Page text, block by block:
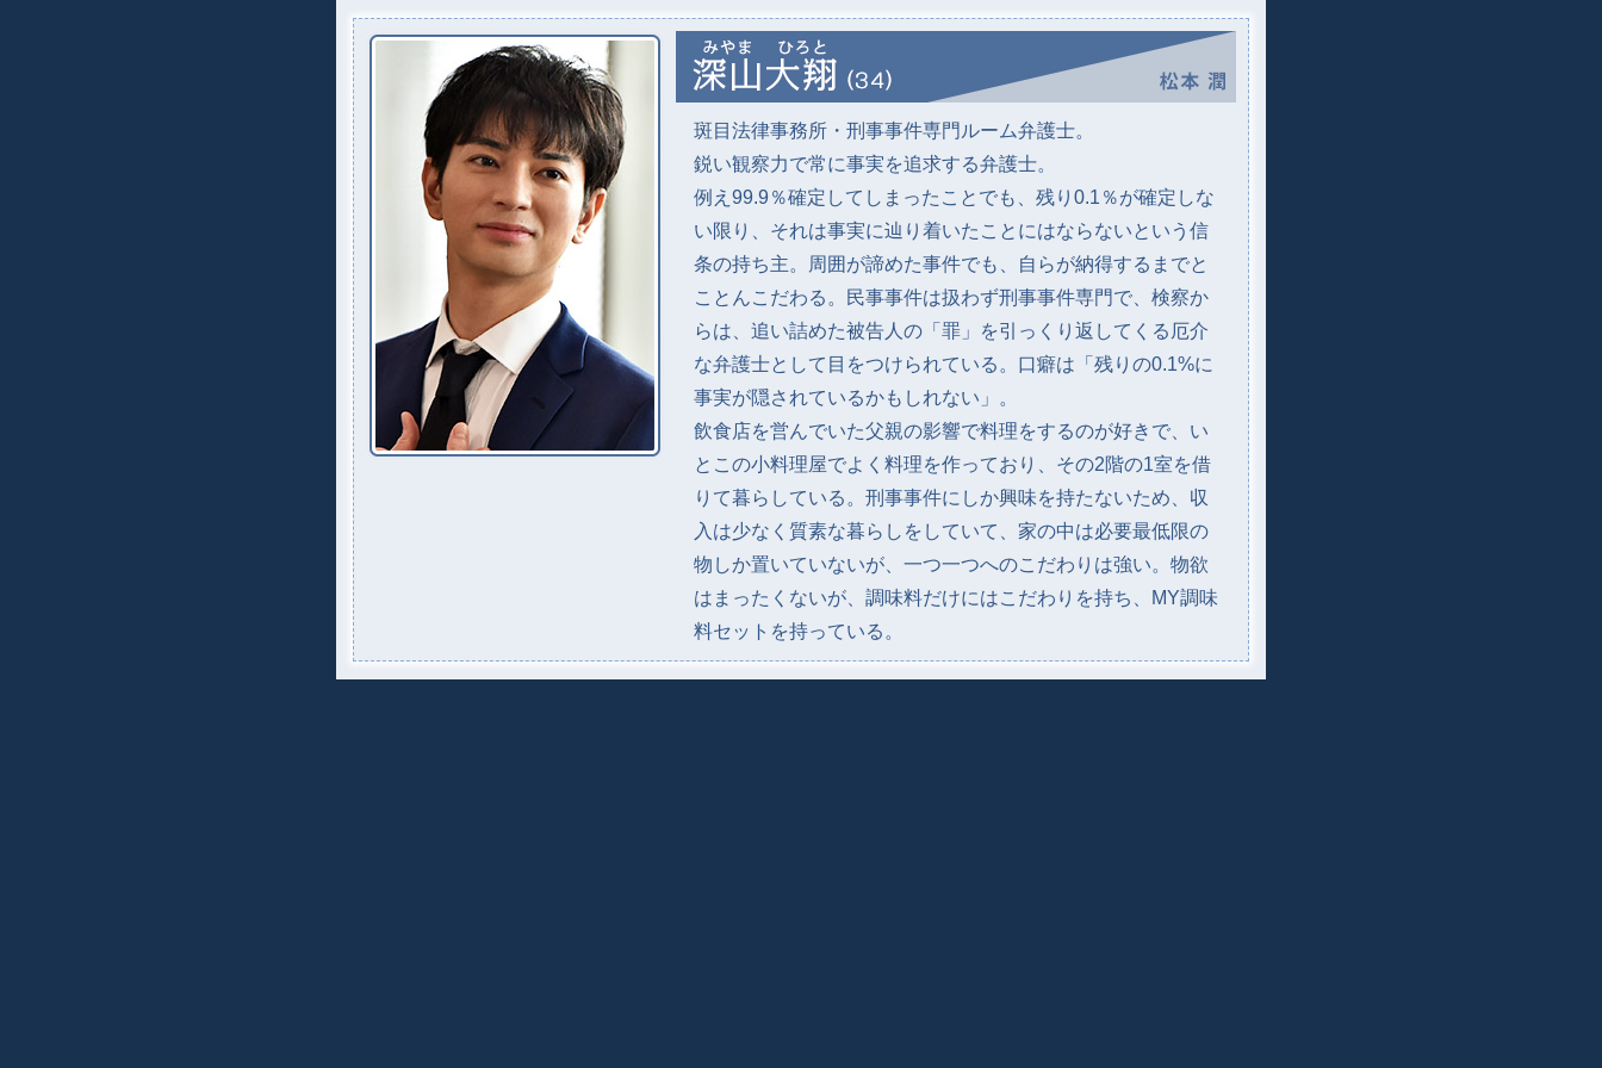
斑目法律事務所・刑事事件専門ルーム弁護士。
鋭い観察力で常に事実を追求する弁護士。
例え99.9％確定してしまったことでも、残り0.1％が確定しな
い限り、それは事実に辿り着いたことにはならないという信
条の持ち主。周囲が諦めた事件でも、自らが納得するまでと
ことんこだわる。民事事件は扱わず刑事事件専門で、検察か
らは、追い詰めた被告人の「罪」を引っくり返してくる厄介
な弁護士として目をつけられている。口癖は「残りの0.1%に
事実が隠されているかもしれない」。
飲食店を営んでいた父親の影響で料理をするのが好きで、い
とこの小料理屋でよく料理を作っており、その2階の1室を借
りて暮らしている。刑事事件にしか興味を持たないため、収
入は少なく質素な暮らしをしていて、家の中は必要最低限の
物しか置いていないが、一つ一つへのこだわりは強い。物欲
はまったくないが、調味料だけにはこだわりを持ち、MY調味
料セットを持っている。